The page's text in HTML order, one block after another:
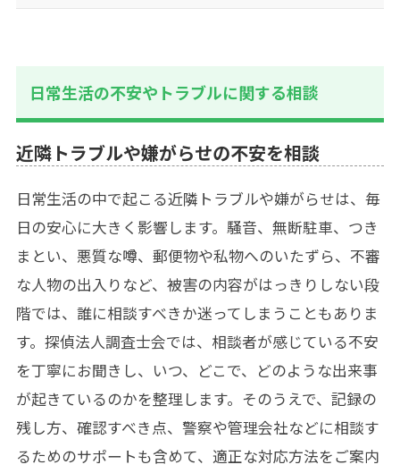
日常生活の不安やトラブルに関する相談
近隣トラブルや嫌がらせの不安を相談
日常生活の中で起こる近隣トラブルや嫌がらせは、毎
日の安心に大きく影響します。騒音、無断駐車、つき
まとい、悪質な噂、郵便物や私物へのいたずら、不審
な人物の出入りなど、被害の内容がはっきりしない段
階では、誰に相談すべきか迷ってしまうこともありま
す。探偵法人調査士会では、相談者が感じている不安
を丁寧にお聞きし、いつ、どこで、どのような出来事
が起きているのかを整理します。そのうえで、記録の
残し方、確認すべき点、警察や管理会社などに相談す
るためのサポートも含めて、適正な対応方法をご案内